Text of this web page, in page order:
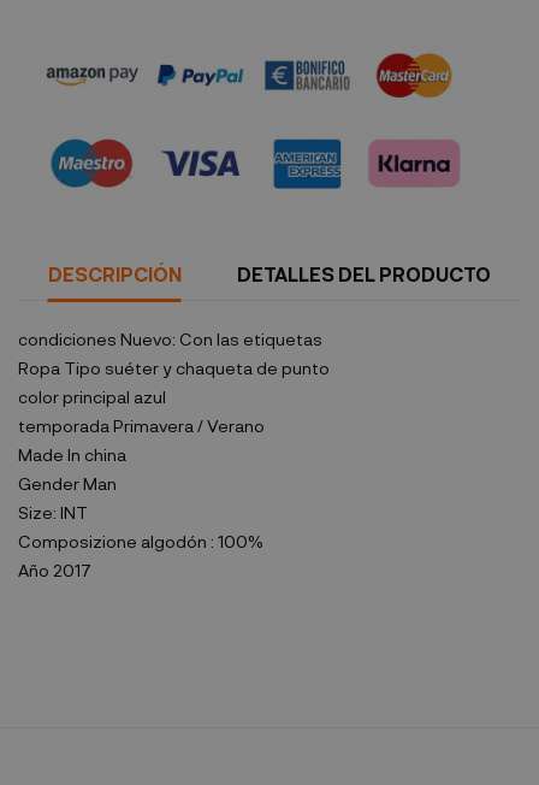
DESCRIPCIÓN DETALLES DEL PRODUCTO
condiciones Nuevo: Con las etiquetas
Ropa Tipo suéter y chaqueta de punto
color principal azul
temporada Primavera / Verano
Made In china
Gender Man
Size: INT
Composizione algodón : 100%
Año 2017